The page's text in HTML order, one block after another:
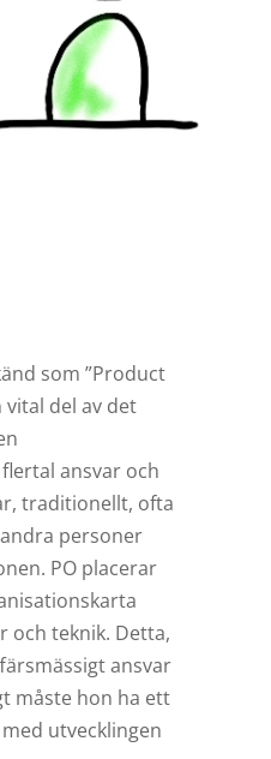
som ”Product
vital del av det
ansvar och
traditionellt, ofta
personer
PO placerar
och teknik. Detta,
ansvar
måste hon ha ett
utvecklingen